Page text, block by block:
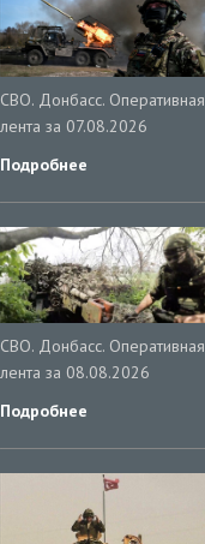
СВО. Донбасс. Оперативная
лента за 07.08.2026
Подробнее
СВО. Донбасс. Оперативная
лента за 08.08.2026
Подробнее